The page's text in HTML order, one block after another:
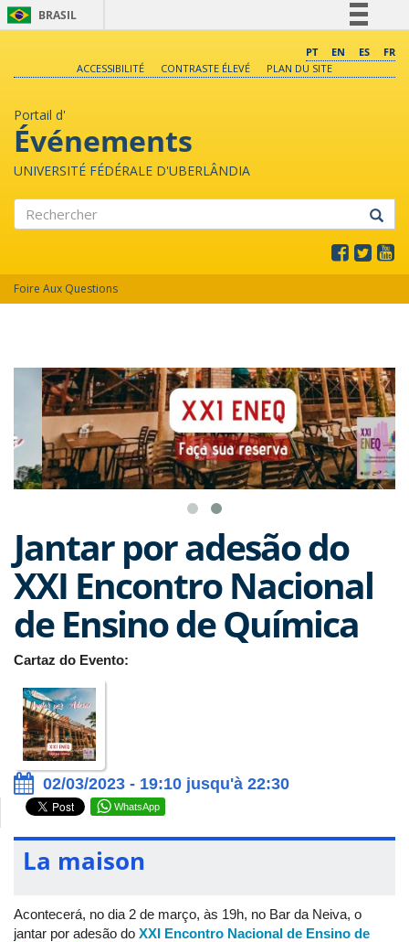
BRASIL
Comunica BR
PT EN ES
FR
ACCESSIBILITÉ
CONTRASTE ÉLEVÉ PLAN DU SITE
Portail d'
Événements
UNIVERSITÉ FÉDÉRALE D'UBERLÂNDIA
Foire Aux Questions
Jantar por adesão do
XXI Encontro Nacional
de Ensino de Química
Cartaz do Evento:
02/03/2023 - 19:10 jusqu'à 22:30
WhatsApp
La maison
Acontecerá, no dia 2 de março, às 19h, no Bar da Neiva, o
jantar por adesão do XXI Encontro Nacional de Ensino de